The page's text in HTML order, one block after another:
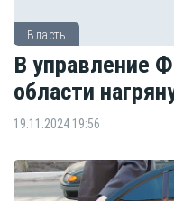
Власть
В управление
области
19.11.2024 19:56